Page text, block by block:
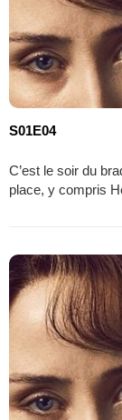
S01E04
C’est le soir du
place, y compris